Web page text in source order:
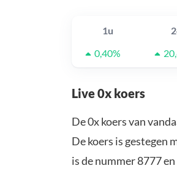
1u
0,40%
Live 0x koers
De 0x koers van
De koers is gestegen
is de nummer 8777